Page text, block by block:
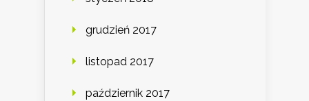
grudzień 2017
listopad 2017
październik 2017